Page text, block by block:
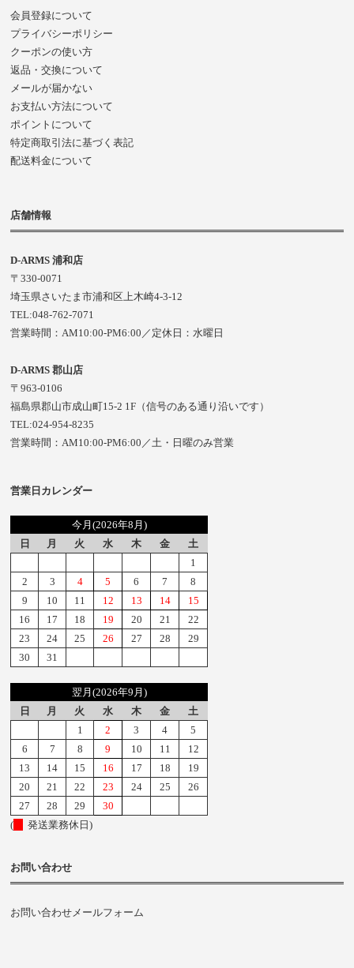
会員登録について
プライバシーポリシー
クーポンの使い方
返品・交換について
メールが届かない
お支払い方法について
ポイントについて
特定商取引法に基づく表記
配送料金について
店舗情報
D-ARMS 浦和店
〒330-0071
埼玉県さいたま市浦和区上木崎4-3-12
TEL:048-762-7071
営業時間：AM10:00-PM6:00／定休日：水曜日
D-ARMS 郡山店
〒963-0106
福島県郡山市成山町15-2 1F（信号のある通り沿いです）
TEL:024-954-8235
営業時間：AM10:00-PM6:00／土・日曜のみ営業
営業日カレンダー
今月(2026年8月)
日
月 火 水 木 金
土
1
2
3 4 5 6 7
8
9
10 11 12 13 14
15
16
17 18 19 20 21
22
23
24 25 26 27 28
29
30
31
翌月(2026年9月)
日
月 火 水 木 金
土
1
2 3 4
5
6
7 8 9 10 11
12
13
14 15 16 17 18
19
20
21 22 23 24 25
26
27
28 29
30
(
発送業務休日)
お問い合わせ
お問い合わせメールフォーム